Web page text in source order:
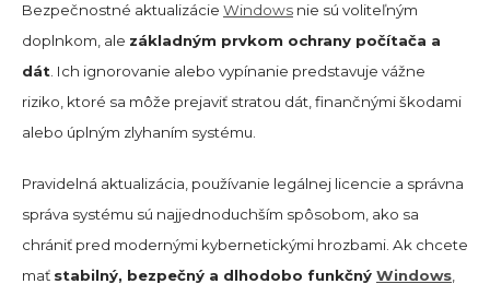
Bezpečnostné aktualizácie Windows nie sú voliteľným
doplnkom, ale základným prvkom ochrany počítača a
dát . Ich ignorovanie alebo vypínanie predstavuje vážne
riziko, ktoré sa môže prejaviť stratou dát, finančnými škodami
alebo úplným zlyhaním systému.
Pravidelná aktualizácia, používanie legálnej licencie a správna
správa systému sú najjednoduchším spôsobom, ako sa
chrániť pred modernými kybernetickými hrozbami. Ak chcete
mať stabilný, bezpečný a dlhodobo funkčný Windows